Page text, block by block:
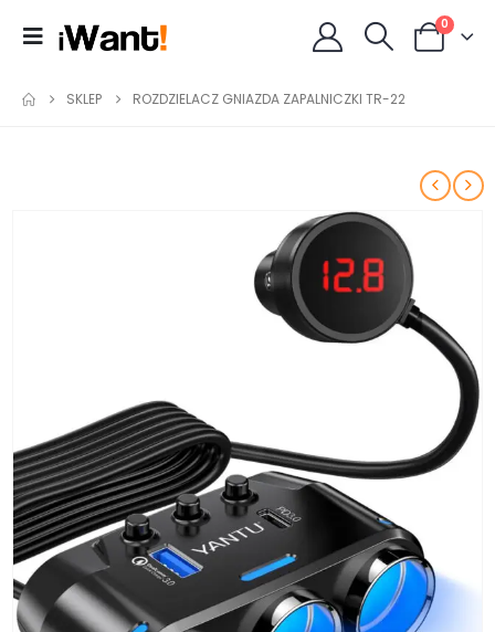
0
SKLEP ROZDZIELACZ GNIAZDA ZAPALNICZKI TR-22